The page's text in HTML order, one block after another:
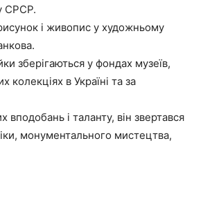
СРСР.
і живопис у художньому
зберігаються у фондах музеїв,
колекціях в Україні та за
вподобань і таланту, він звертався
монументального мистецтва,